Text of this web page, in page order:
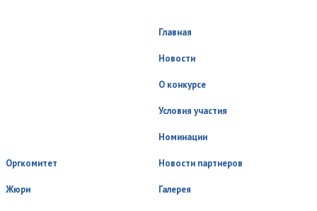
Главная
Новости
О конкурсе
Условия участия
Номинации
Оргкомитет
Жюри
Новости партнеров
Галерея